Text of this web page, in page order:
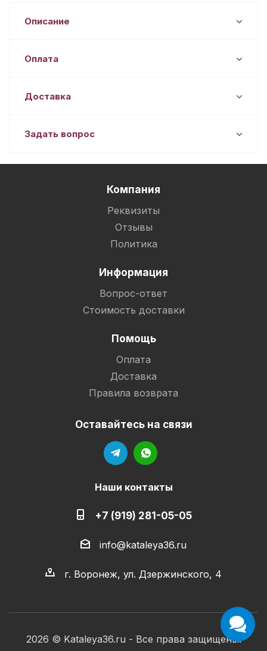
Описание
Оплата
Доставка
Задать вопрос
Компания
Реквизиты
Отзывы
Политика
Информация
Вопрос-ответ
Стоимость доставки
Помощь
Оплата
Доставка
Правила возврата
Оставайтесь на связи
Наши контакты
+7 (919) 281-05-05
info@kataleya36.ru
г. Воронеж, ул. Дзержинского, 4
2026 © Kataleya36.ru - Все права защищены.